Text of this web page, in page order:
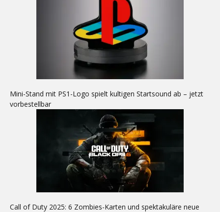
Mini-Stand mit PS1-Logo spielt kultigen Startsound ab – jetzt
vorbestellbar
Call of Duty 2025: 6 Zombies-Karten und spektakuläre neue